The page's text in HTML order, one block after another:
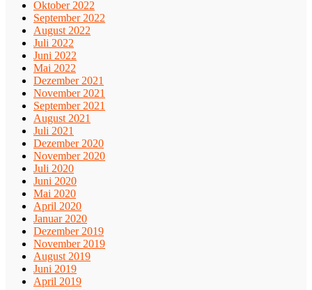
Oktober 2022
September 2022
August 2022
Juli 2022
Juni 2022
Mai 2022
Dezember 2021
November 2021
September 2021
August 2021
Juli 2021
Dezember 2020
November 2020
Juli 2020
Juni 2020
Mai 2020
April 2020
Januar 2020
Dezember 2019
November 2019
August 2019
Juni 2019
April 2019